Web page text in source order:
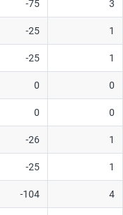
-75 3
-25 1
-25 1
0 0
0 0
-26 1
-25 1
-104 4